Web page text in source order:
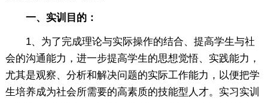
一、实训目的：
1、为了完成理论与实际操作的结合、提高学生与社
会的沟通能力，进一步提高学生的思想觉悟、实践能力，
尤其是观察、分析和解决问题的实际工作能力，以便把学
生培养成为社会所需要的高素质的技能型人才。实习实训